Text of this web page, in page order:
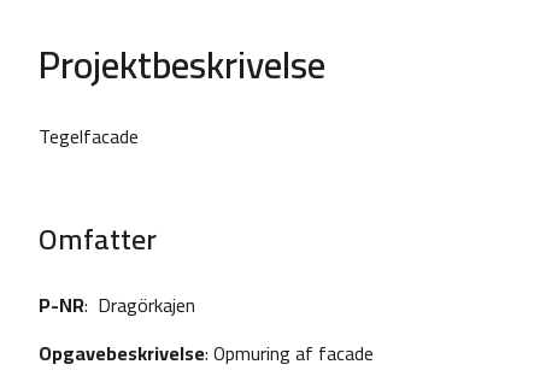
Projektbeskrivelse
Tegelfacade
Omfatter
P-NR: Dragörkajen
Opgavebeskrivelse: Opmuring af facade